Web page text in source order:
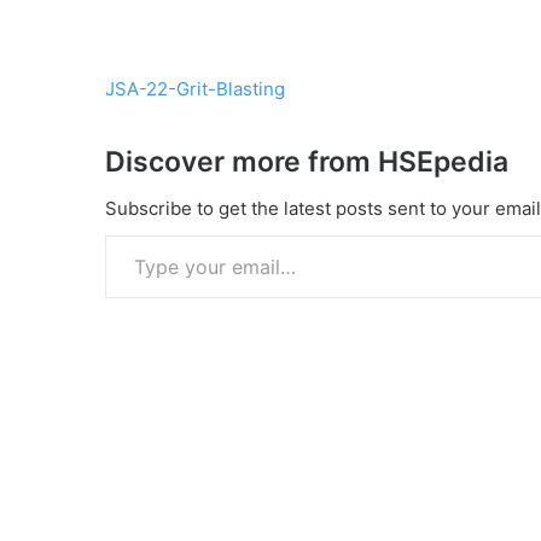
JSA-22-Grit-Blasting
Discover more from HSEpedia
Subscribe to get the latest posts sent to your
Type your email…